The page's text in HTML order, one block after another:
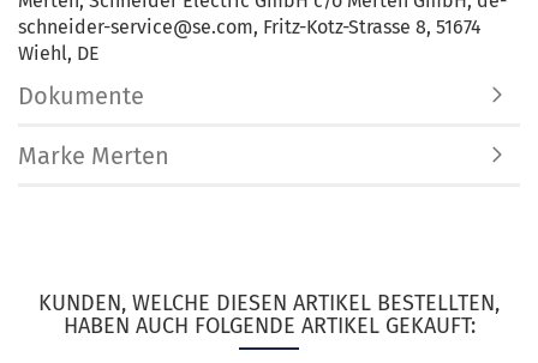
schneider-service@se.com, Fritz-Kotz-Strasse 8, 51674
Wiehl, DE
Dokumente
Marke Merten
KUNDEN, WELCHE DIESEN ARTIKEL BESTELLTEN,
HABEN AUCH FOLGENDE ARTIKEL GEKAUFT: